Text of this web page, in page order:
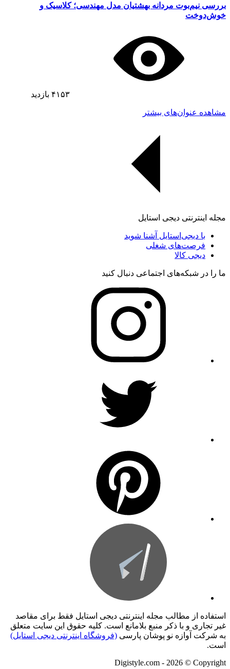
بررسی نیم‌بوت مردانه بهشتیان مدل مهندسی؛ کلاسیک و
خوش‌دوخت
۴۱۵۳ بازدید
مشاهده عنوان‌های بیشتر
مجله اینترنتی دیجی استایل
با دیجی‌استایل آشنا شوید
فرصت‌های شغلی
دیجی کالا
ما را در شبکه‌های اجتماعی دنبال کنید
استفاده از مطالب مجله اینترنتی دیجی استایل فقط برای مقاصد
غیر تجاری و با ذکر منبع بلامانع است. کليه حقوق اين سايت متعلق
به شرکت آوازه نو پوشان پارسی (فروشگاه اینترنتی دیجی استایل)
است.
Digistyle.com - 2026 © Copyright